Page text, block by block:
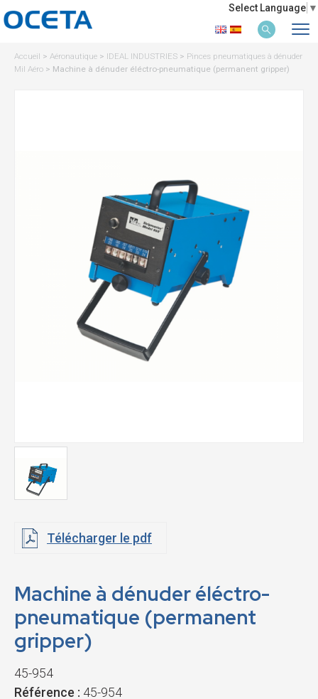
Select Language ▼
Accueil > Aéronautique > IDEAL INDUSTRIES > Pinces pneumatiques à dénuder
Mil Aéro > Machine à dénuder éléctro-pneumatique (permanent gripper)
Télécharger le pdf
Machine à dénuder éléctro-
pneumatique (permanent
gripper)
45-954
Référence : 45-954